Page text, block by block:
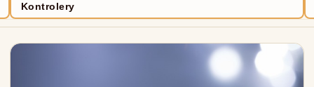
Kontrolery